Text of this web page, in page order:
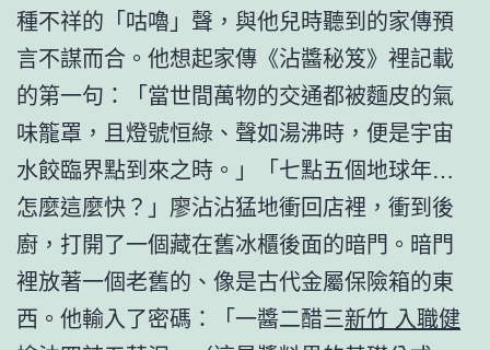
種不祥的「咕嚕」聲，與他兒時聽到的家傳預
言不謀而合。他想起家傳《沾醬秘笈》裡記載
的第一句：「當世間萬物的交通都被麵皮的氣
味籠罩，且燈號恒綠、聲如湯沸時，便是宇宙
水餃臨界點到來之時。」「七點五個地球年…
怎麼這麼快？」廖沾沾猛地衝回店裡，衝到後
廚，打開了一個藏在舊冰櫃後面的暗門。暗門
裡放著一個老舊的、像是古代金屬保險箱的東
西。他輸入了密碼：「一醬二醋三新竹 入職健